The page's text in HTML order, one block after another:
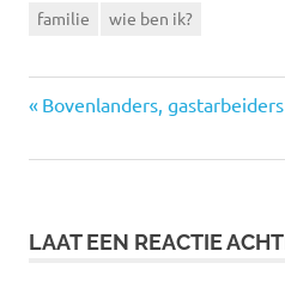
familie wie ben ik?
Bericht
navigatie
Vorige
Bovenlanders,
LAAT EEN REACTIE